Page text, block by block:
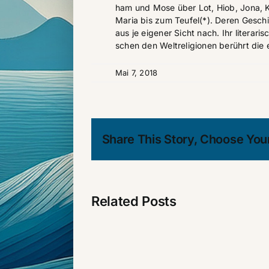
ham und Mose über Lot, Hiob, Jona,
Ma­ria bis zum Teu­fel(*). De­ren
aus je ei­ge­ner Sicht nach. Ihr
schen den Welt­re­li­gio­nen be­rührt die
Mai 7, 2018
Share This Story, Choose
Related Posts